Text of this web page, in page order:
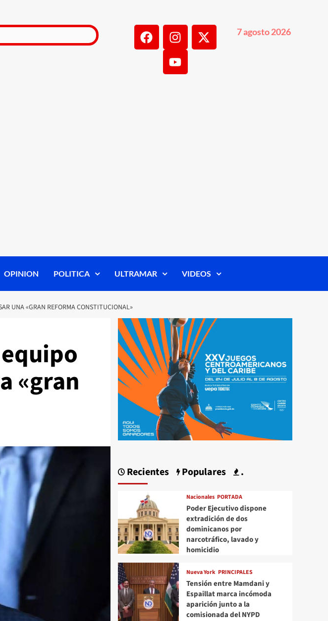
7 agosto 2026
OPINION POLITICA ULTRAMAR VIDEOS
UNA «GRAN REFORMA CONSTITUCIONAL»
«gran
Recientes Populares .
Nacionales PORTADA
Poder Ejecutivo dispone
extradición de dos
dominicanos por
narcotráfico, lavado y
homicidio
Nueva York PRINCIPALES
Tensión entre Mamdani y
Espaillat marca incómoda
aparición junto a la
comisionada del NYPD